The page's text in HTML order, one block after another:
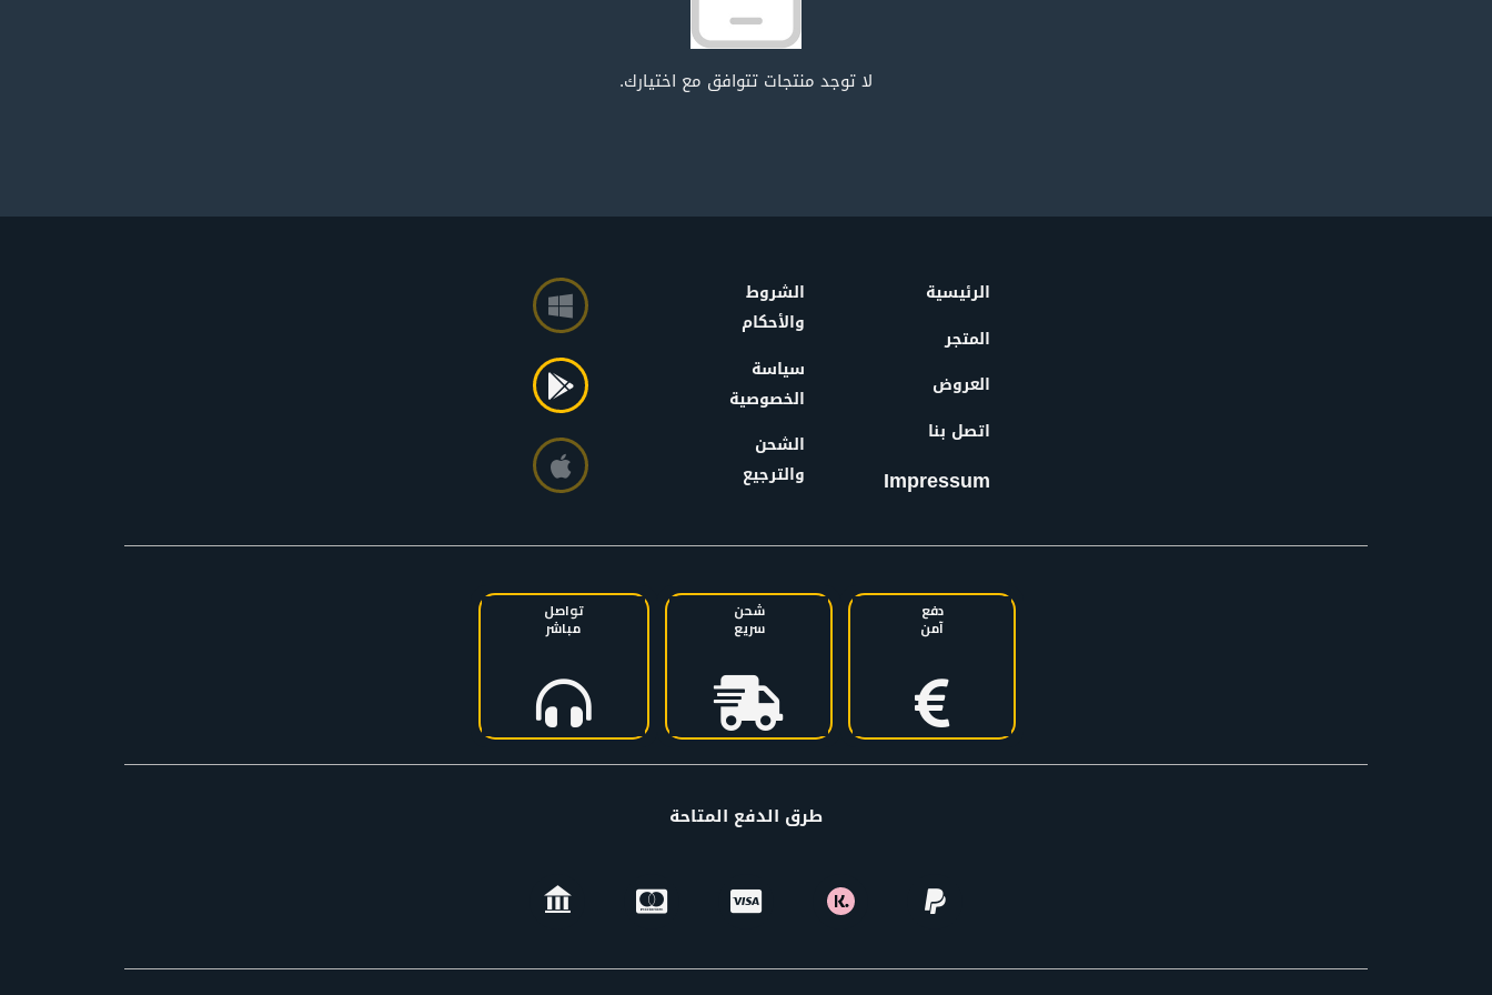
لا توجد منتجات تتوافق مع اختيارك.
الرئيسية
المتجر
العروض
اتصل بنا
Impressum
الشروط
والأحكام
سياسة
الخصوصية
الشحن
والترجيع
دفع
آمن
شحن
سريع
تواصل
مباشر
طرق الدفع المتاحة